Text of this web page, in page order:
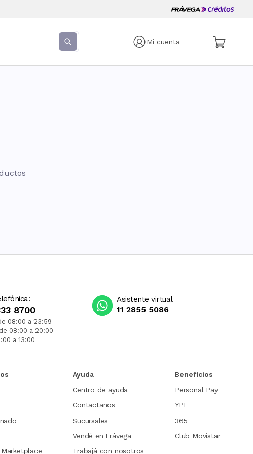
Mi cuenta
8700
08:00 a 23:59
08:00 a 20:00
a 13:00
Asistente virtual
11 2855 5086
Ayuda
Centro de ayuda
Contactanos
Sucursales
Vendé en Frávega
Trabajá con nosotros
Beneficios
Personal Pay
YPF
365
Club Movistar